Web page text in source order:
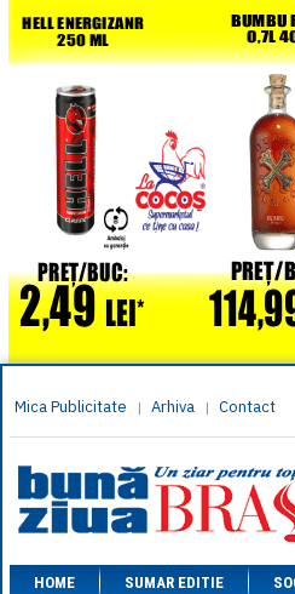
Mica Publicitate | Arhiva | Contact
HOME SUMAR EDITIE